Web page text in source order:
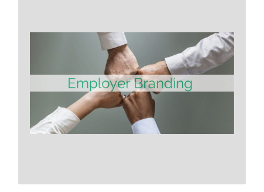
Eine frühzeitige Ausrichtung auf
veränderte
Rahmenbedingungen im
Berufsleben ermöglicht die
Entwicklung eines
Wettbewerbsvorteils.